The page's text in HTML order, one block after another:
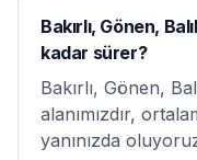
Bakırlı, Gönen,
kadar sürer?
Bakırlı, Gönen,
alanımızdır,
yanınızda